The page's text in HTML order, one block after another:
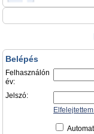
Belépés
Felhasználón
év:
Jelszó: